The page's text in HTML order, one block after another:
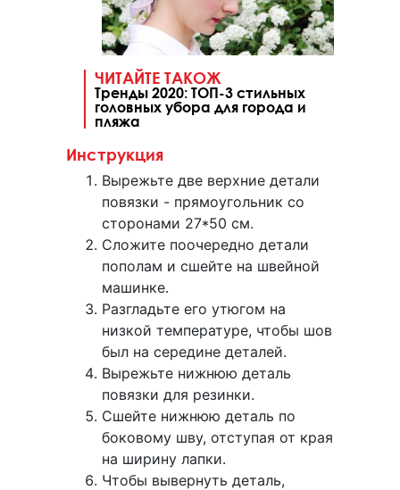
ЧИТАЙТЕ ТАКОЖ
Тренды 2020: ТОП-3 стильных
головных убора для города и
пляжа
Инструкция
Вырежьте две верхние детали
повязки - прямоугольник со
сторонами 27*50 см.
Сложите поочередно детали
пополам и сшейте на швейной
машинке.
Разгладьте его утюгом на
низкой температуре, чтобы шов
был на середине деталей.
Вырежьте нижнюю деталь
повязки для резинки.
Сшейте нижнюю деталь по
боковому шву, отступая от края
на ширину лапки.
Чтобы вывернуть деталь,